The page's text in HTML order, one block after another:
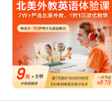
兴趣来驱动学习
课程体系应像
学地指引孩子从
程体系是否完整
难度是否是循序
的机构使用原